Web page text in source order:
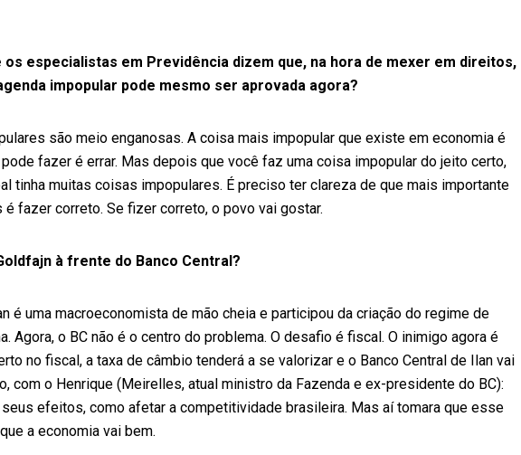
os especialistas em Previdência dizem que, na hora de mexer em direitos,
impopular pode mesmo ser aprovada agora?
são meio enganosas. A coisa mais impopular que existe em economia é
fazer é errar. Mas depois que você faz uma coisa impopular do jeito certo,
tinha muitas coisas impopulares. É preciso ter clareza de que mais importante
fazer correto. Se fizer correto, o povo vai gostar.
à frente do Banco Central?
é uma macroeconomista de mão cheia e participou da criação do regime de
Agora, o BC não é o centro do problema. O desafio é fiscal. O inimigo agora é
no fiscal, a taxa de câmbio tenderá a se valorizar e o Banco Central de Ilan vai
com o Henrique (Meirelles, atual ministro da Fazenda e ex-presidente do BC):
efeitos, como afetar a competitividade brasileira. Mas aí tomara que esse
a economia vai bem.